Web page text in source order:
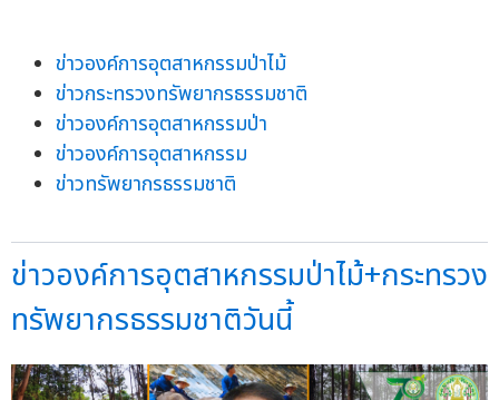
ข่าวองค์การอุตสาหกรรมป่าไม้
ข่าวกระทรวงทรัพยากรธรรมชาติ
ข่าวองค์การอุตสาหกรรมป่า
ข่าวองค์การอุตสาหกรรม
ข่าวทรัพยากรธรรมชาติ
ข่าวองค์การอุตสาหกรรมป่าไม้+กระทรวง
ทรัพยากรธรรมชาติวันนี้